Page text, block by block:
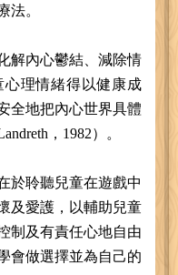
法。
解內心鬱結、減除情
理情緒得以健康成
全地把內心世界具體
，1982）。
於聆聽兒童在遊戲中
及愛護，以輔助兒童
制及有責任心地自由
會做選擇並為自己的